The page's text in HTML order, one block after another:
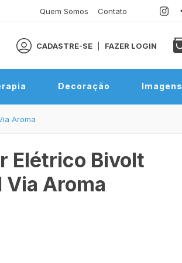
Quem Somos Contato
CADASTRE-SE FAZER LOGIN
Decoração Imagens
Aroma
Elétrico Bivolt
Aroma